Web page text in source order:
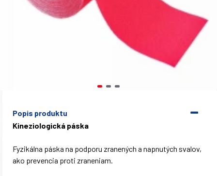
Popis produktu
Kineziologická páska
Fyzikálna páska na podporu zranených a napnutých svalov,
ako prevencia proti zraneniam.